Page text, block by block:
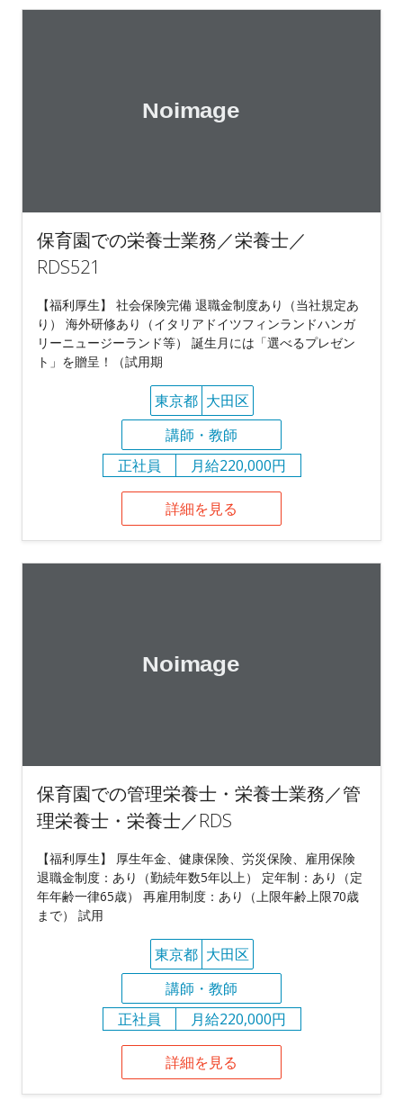
保育園での栄養士業務／栄養士／
RDS521
【福利厚生】 社会保険完備 退職金制度あり（当社規定あ
り） 海外研修あり（イタリアドイツフィンランドハンガ
リーニュージーランド等） 誕生月には「選べるプレゼン
ト」を贈呈！（試用期
東京都 大田区
講師・教師
正社員
月給220,000円
詳細を見る
保育園での管理栄養士・栄養士業務／管
理栄養士・栄養士／RDS
【福利厚生】 厚生年金、健康保険、労災保険、雇用保険
退職金制度：あり（勤続年数5年以上） 定年制：あり（定
年年齢一律65歳） 再雇用制度：あり（上限年齢上限70歳
まで） 試用
東京都 大田区
講師・教師
正社員
月給220,000円
詳細を見る